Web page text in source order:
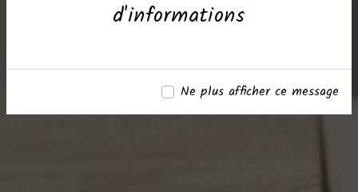
d'informations
Ne plus afficher ce message